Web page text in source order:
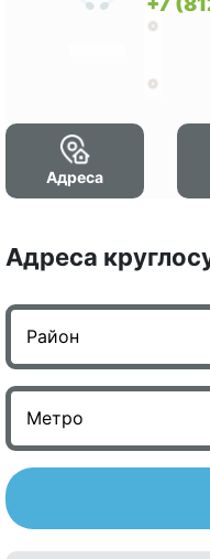
Адреса
Адреса